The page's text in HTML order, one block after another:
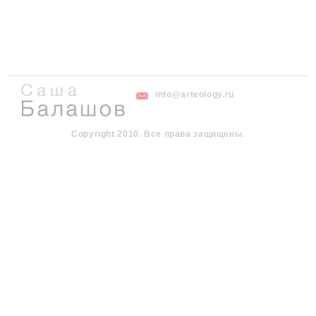
info@arteology.ru
Copyright 2010. Все права защищены.